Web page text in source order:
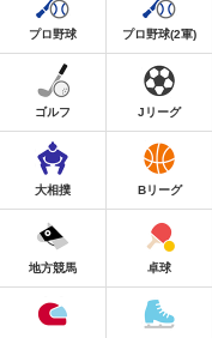
プロ野球 プロ野球(2軍)
ゴルフ Jリーグ
大相撲 Bリーグ
地方競馬 卓球